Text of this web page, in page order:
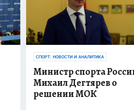
СПОРТ: НОВОСТИ И АНАЛИТИКА
Министр спорта
Михаил Дегтярев о
решении МОК